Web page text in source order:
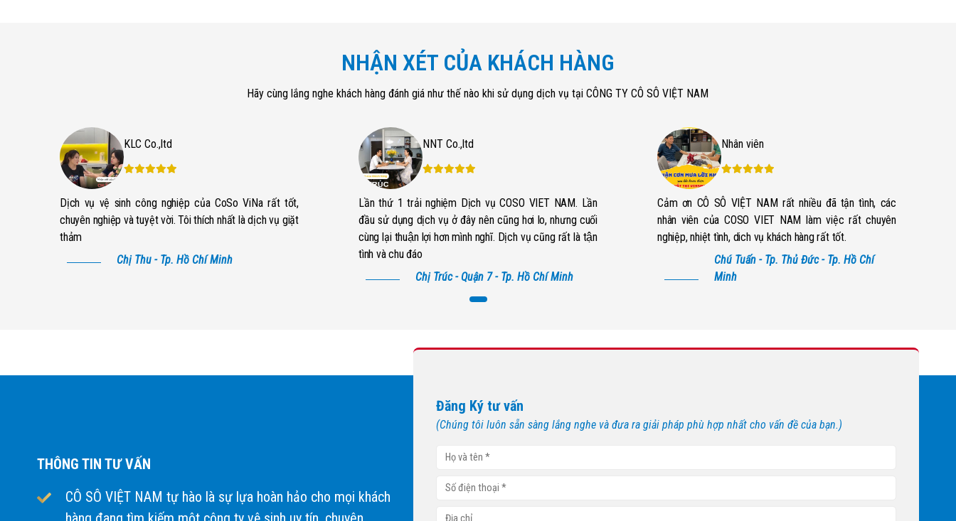
NHẬN XÉT CỦA KHÁCH HÀNG
Hãy cùng lắng nghe khách hàng đánh giá như thế nào khi sử dụng dịch vụ tại CÔNG TY CÔ SÔ VIỆT NAM
KLC Co.,ltd
Dịch vụ vệ sinh công nghiệp của CoSo ViNa rất tốt,
chuyên nghiệp và tuyệt vời. Tôi thích nhất là dịch vụ giặt
thảm
Chị Thu - Tp. Hồ Chí Minh
NNT Co.,ltd
Lần thứ 1 trải nghiệm Dịch vụ COSO VIET NAM. Lần
đầu sử dụng dịch vụ ở đây nên cũng hơi lo, nhưng cuối
cùng lại thuận lợi hơn mình nghĩ. Dịch vụ cũng rất là tận
tình và chu đáo
Chị Trúc - Quận 7 - Tp. Hồ Chí Minh
Nhân viên
Cảm ơn CÔ SÔ VIỆT NAM rất nhiều đã tận tình, các
nhân viên của COSO VIET NAM làm việc rất chuyên
nghiệp, nhiệt tình, dich vụ khách hàng rất tốt.
Chú Tuấn - Tp. Thủ Đức - Tp. Hồ Chí
Minh
THÔNG TIN TƯ VẤN
CÔ SÔ VIỆT NAM tự hào là sự lựa hoàn hảo cho mọi khách
Đăng Ký tư vấn
(Chúng tôi luôn sẵn sàng lắng nghe và đưa ra giải pháp phù hợp nhất cho vấn đề của bạn.)